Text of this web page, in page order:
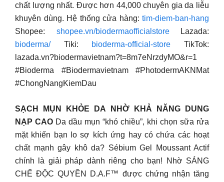
chất lượng nhất. Được hơn 44,000 chuyên gia da liễu
khuyên dùng. Hệ thống cửa hàng: tim-diem-ban-hang
Shopee: shopee.vn/biodermaofficialstoreLazada:
bioderma/Tiki: bioderma-official-store TikTok:
lazada.vn?biodermavietnam?t=8m7eNrzdyMO&r=1
#Bioderma #Biodermavietnam #PhotodermAKNMat
#ChongNangKiemDau
SẠCH MỤN KHỎE DA NHỜ KHẢ NĂNG DUNG
NẠP CAO Da dầu mụn “khó chiều”, khi chọn sữa rửa
mặt khiến bạn lo sợ kích ứng hay có chứa các hoạt
chất mạnh gây khô da? Sébium Gel Moussant Actif
chính là giải pháp dành riêng cho bạn! Nhờ SÁNG
CHẾ ĐỘC QUYỀN D.A.F™ được chứng nhận tăng